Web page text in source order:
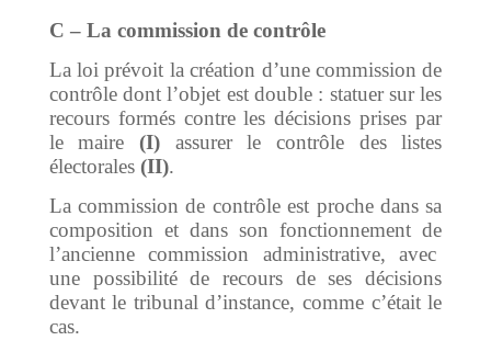
C – La commission de contrôle
La loi prévoit la création d’une commission de
contrôle dont l’objet est double : statuer sur les
recours formés contre les décisions prises par
le maire(I) assurer le contrôle des listes
électorales (II).
La commission de contrôle est proche dans sa
composition et dans son fonctionnement de
l’ancienne commission administrative, avec
une possibilité de recours de ses décisions
devant le tribunal d’instance, comme c’était le
cas.